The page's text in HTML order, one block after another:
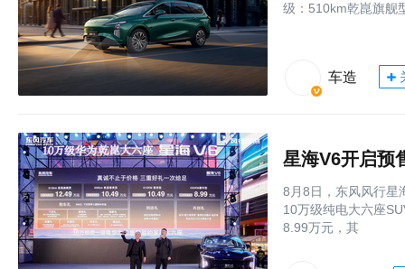
级：510km乾崑旗舰
车造
星海V6开启预
8月8日，东风风行星
10万级纯电大六座
8.99万元，其